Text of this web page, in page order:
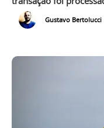
Gustavo Bertolucci